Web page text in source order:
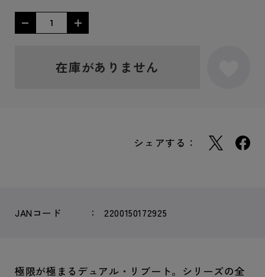
在庫がありません
シェアする：
JANコード 2200150172925
極限が極まるデュアル・リブート。シリーズの全